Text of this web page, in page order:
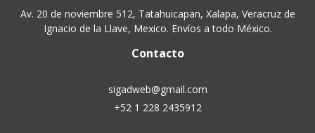
Av. 20 de noviembre 512, Tatahuicapan, Xalapa, Veracruz de
Ignacio de la Llave, Mexico. Envíos a todo México.
Contacto
sigadweb@gmail.com
+52 1 228 2435912